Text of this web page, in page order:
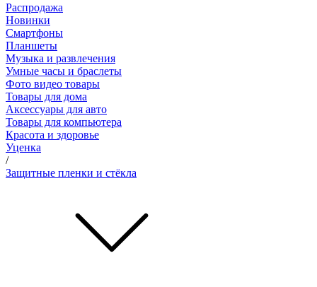
Распродажа
Новинки
Смартфоны
Планшеты
Музыка и развлечения
Умные часы и браслеты
Фото видео товары
Товары для дома
Аксессуары для авто
Товары для компьютера
Красота и здоровье
Уценка
/
Защитные пленки и стёкла